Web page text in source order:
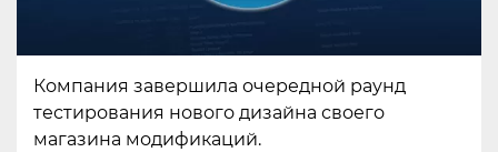
Компания завершила очередной раунд
тестирования нового дизайна своего
магазина модификаций.